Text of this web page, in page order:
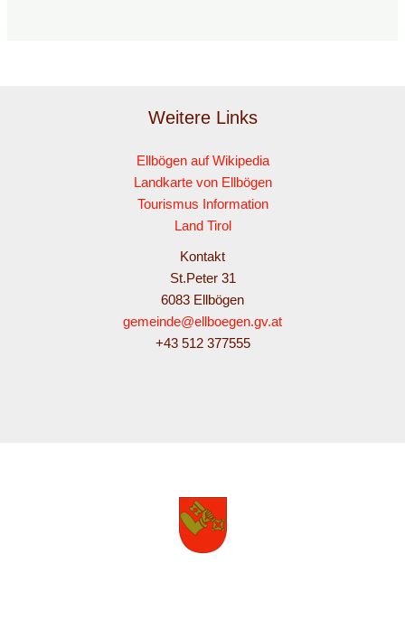
Weitere Links
Ellbögen auf Wikipedia
Landkarte von Ellbögen
Tourismus Information
Land Tirol
Kontakt
St.Peter 31
6083 Ellbögen
gemeinde@ellboegen.gv.at
+43 512 377555